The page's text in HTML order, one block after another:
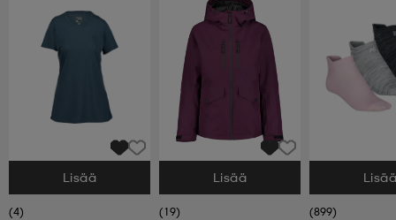
Valitse Koko
Lisää
(4)
Valitse Koko
Lisää
(19)
Valitse Koko
(899)